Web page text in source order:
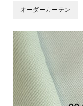
オーダーカーテン